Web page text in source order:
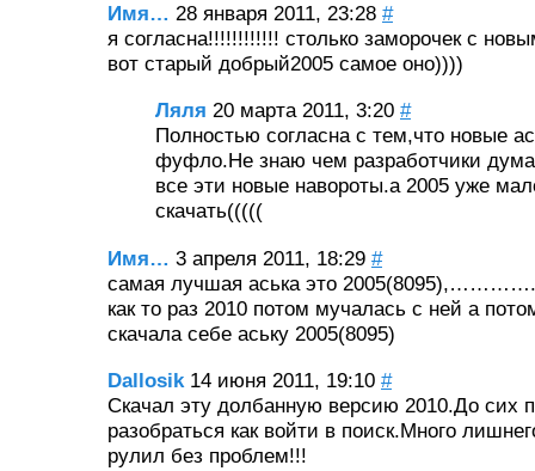
Имя… 28 января 2011, 23:28 #
я согласна!!!!!!!!!!!! столько заморочек с
вот старый добрый2005 самое оно))))
Ляля 20 марта 2011, 3:20 #
Полностью согласна с тем,что новые
фуфло.Не знаю чем разработчики
все эти новые навороты.а 2005 уже
скачать(((((
Имя… 3 апреля 2011, 18:29 #
самая лучшая аська это
как то раз 2010 потом мучалась с ней а
скачала себе аську 2005(8095)
Dallosik 14 июня 2011, 19:10 #
Скачал эту долбанную версию 2010.До сих
разобраться как войти в поиск.Много
рулил без проблем!!!